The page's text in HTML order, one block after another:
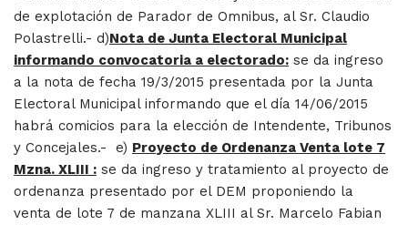
de explotación de Parador de Omnibus, al Sr. Claudio
Polastrelli.- d)Nota de Junta Electoral Municipal
informando convocatoria a electorado: se da ingreso
a la nota de fecha 19/3/2015 presentada por la Junta
Electoral Municipal informando que el día 14/06/2015
habrá comicios para la elección de Intendente, Tribunos
y Concejales.- e) Proyecto de Ordenanza Venta lote 7
Mzna. XLIII : se da ingreso y tratamiento al proyecto de
ordenanza presentado por el DEM proponiendo la
venta de lote 7 de manzana XLIII al Sr. Marcelo Fabian